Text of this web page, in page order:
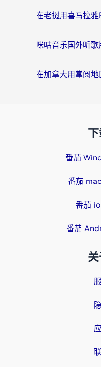
番茄
番茄
番茄
番茄
关